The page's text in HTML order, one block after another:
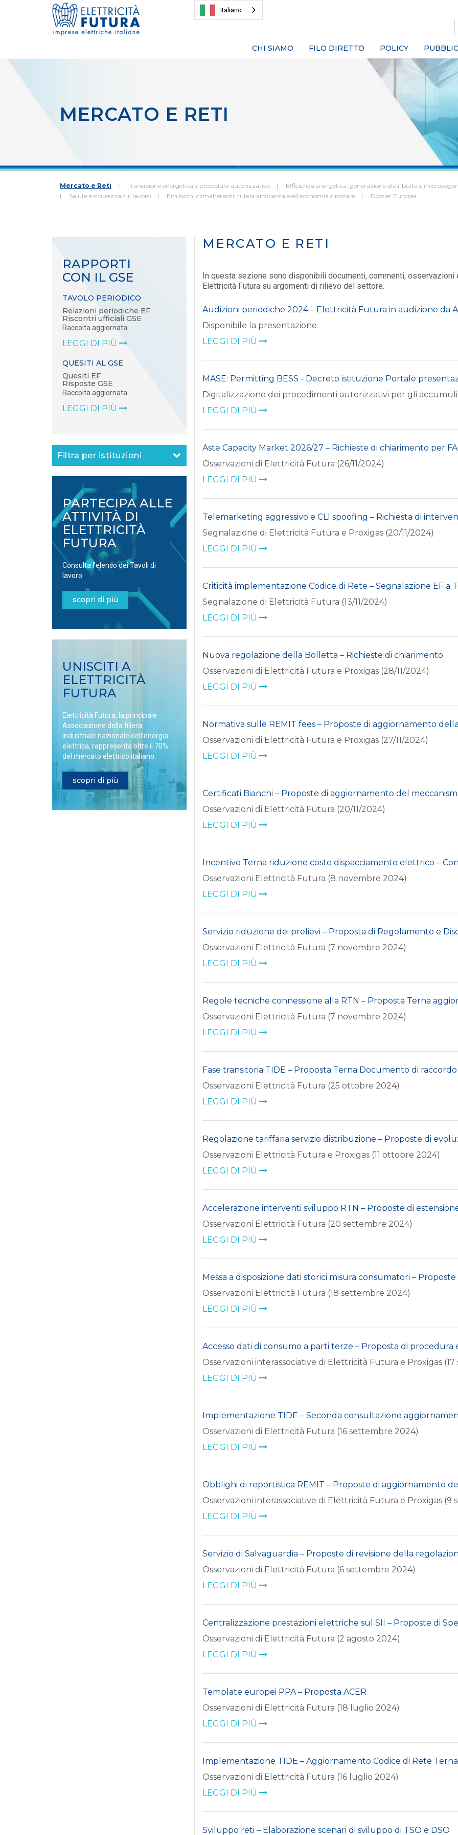
Italiano
CHI SIAMO FILO DIRETTO POLICY
MERCATO E RETI
Mercato e Reti Transizione energetica e procedure autorizzative Efficienza energetica, generazione distribuita e
Salute e sicurezza sul lavoro
Emissioni climalteranti, tutela ambientale ed economia circolare Dossier Europei
RAPPORTI
CON IL GSE
TAVOLO PERIODICO
Relazioni periodiche EF
Riscontri ufficiali GSE
Raccolta aggiornata
LEGGI DI PIÙ
QUESITI AL GSE
Quesiti EF
Risposte GSE
Raccolta aggiornata
LEGGI DI PIÙ
Filtra per istituzioni
PARTECIPA ALLE
ATTIVITÀ DI
ELETTRICITÀ
FUTURA
Consulta l’elenco dei Tavoli di
lavoro.
scopri di più
UNISCITI A
ELETTRICITÀ
FUTURA
Elettricità Futura, la principale
Associazione della filiera
industriale nazionale dell’energia
elettrica, rappresenta oltre il 70%
del mercato elettrico italiano.
scopri di più
MERCATO E RETI
In questa sezione sono disponibili documenti, commenti,
Elettricità Futura su argomenti di rilievo del settore.
Audizioni periodiche 2024 – Elettricità Futura in audizione da
Disponibile la presentazione
LEGGI DI PIÙ
MASE: Permitting BESS - Decreto istituzione Portale
Digitalizzazione dei procedimenti autorizzativi per gli
LEGGI DI PIÙ
Aste Capacity Market 2026/27 – Richieste di chiarimento per
Osservazioni di Elettricità Futura (26/11/2024)
LEGGI DI PIÙ
Telemarketing aggressivo e CLI spoofing – Richiesta di
Segnalazione di Elettricità Futura e Proxigas (20/11/2024)
LEGGI DI PIÙ
Criticità implementazione Codice di Rete – Segnalazione EF a
Segnalazione di Elettricità Futura (13/11/2024)
LEGGI DI PIÙ
Nuova regolazione della Bolletta – Richieste di chiarimento
Osservazioni di Elettricità Futura e Proxigas (28/11/2024)
LEGGI DI PIÙ
Normativa sulle REMIT fees – Proposte di aggiornamento
Osservazioni di Elettricità Futura e Proxigas (27/11/2024)
LEGGI DI PIÙ
Certificati Bianchi – Proposte di aggiornamento del
Osservazioni di Elettricità Futura (20/11/2024)
LEGGI DI PIÙ
Incentivo Terna riduzione costo dispacciamento elettrico –
Osservazioni Elettricità Futura (8 novembre 2024)
LEGGI DI PIÙ
Servizio riduzione dei prelievi – Proposta di Regolamento e
Osservazioni Elettricità Futura (7 novembre 2024)
LEGGI DI PIÙ
Regole tecniche connessione alla RTN – Proposta Terna
Osservazioni Elettricità Futura (7 novembre 2024)
LEGGI DI PIÙ
Fase transitoria TIDE – Proposta Terna Documento di raccordo
Osservazioni Elettricità Futura (25 ottobre 2024)
LEGGI DI PIÙ
Regolazione tariffaria servizio distribuzione – Proposte di
Osservazioni Elettricità Futura e Proxigas (11 ottobre 2024)
LEGGI DI PIÙ
Accelerazione interventi sviluppo RTN – Proposte di
Osservazioni Elettricità Futura (20 settembre 2024)
LEGGI DI PIÙ
Messa a disposizione dati storici misura consumatori – Proposte
Osservazioni Elettricità Futura (18 settembre 2024)
LEGGI DI PIÙ
Accesso dati di consumo a parti terze – Proposta di
Osservazioni interassociative di Elettricità Futura e Proxigas
LEGGI DI PIÙ
Implementazione TIDE – Seconda consultazione
Osservazioni di Elettricità Futura (16 settembre 2024)
LEGGI DI PIÙ
Obblighi di reportistica REMIT – Proposte di aggiornamento
Osservazioni interassociative di Elettricità Futura e Proxigas (9
LEGGI DI PIÙ
Servizio di Salvaguardia – Proposte di revisione della
Osservazioni di Elettricità Futura (6 settembre 2024)
LEGGI DI PIÙ
Centralizzazione prestazioni elettriche sul SII – Proposte di
Osservazioni di Elettricità Futura (2 agosto 2024)
LEGGI DI PIÙ
Template europei PPA – Proposta ACER
Osservazioni di Elettricità Futura (18 luglio 2024)
LEGGI DI PIÙ
Implementazione TIDE – Aggiornamento Codice di Rete Terna
Osservazioni di Elettricità Futura (16 luglio 2024)
LEGGI DI PIÙ
Sviluppo reti – Elaborazione scenari di sviluppo di TSO e DSO